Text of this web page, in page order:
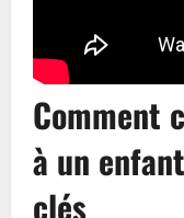
Comment
à un
clés